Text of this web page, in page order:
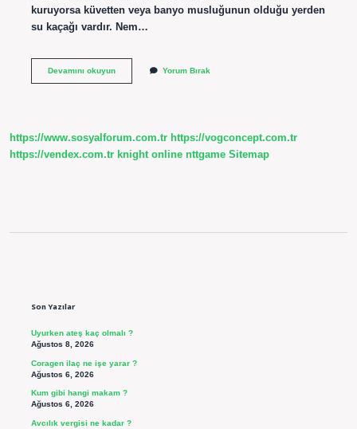
kuruyorsa küvetten veya banyo musluğunun olduğu yerden
su kaçağı vardır. Nem…
Devamını okuyunDuvarda
Yorum Bırak
https://www.sosyalforum.com.tr https://vogconcept.com.tr
https://vendex.com.tr knight online nttgame Sitemap
Son Yazılar
Uyurken ateş kaç olmalı ?
Ağustos 8, 2026
Coragen ilaç ne işe yarar ?
Ağustos 6, 2026
Kum gibi hangi makam ?
Ağustos 6, 2026
Avcılık vergisi ne kadar ?